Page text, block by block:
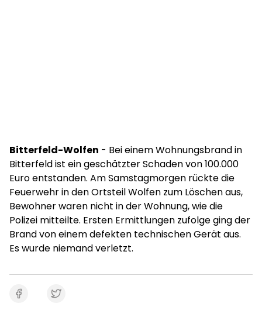
Bitterfeld-Wolfen - Bei einem Wohnungsbrand in
Bitterfeld ist ein geschätzter Schaden von 100.000
Euro entstanden. Am Samstagmorgen rückte die
Feuerwehr in den Ortsteil Wolfen zum Löschen aus,
Bewohner waren nicht in der Wohnung, wie die
Polizei mitteilte. Ersten Ermittlungen zufolge ging der
Brand von einem defekten technischen Gerät aus.
Es wurde niemand verletzt.